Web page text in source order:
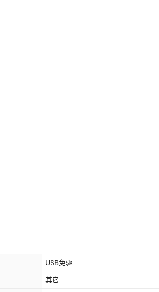
USB免驱
其它